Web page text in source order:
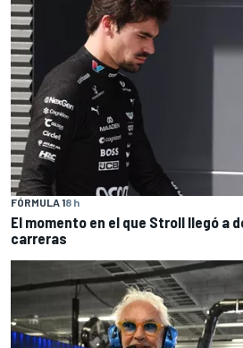
FÓRMULA 18 h
El momento en el que Stroll llegó a
carreras